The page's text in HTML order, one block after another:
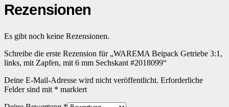
Rezensionen
Es gibt noch keine Rezensionen.
Schreibe die erste Rezension für „WAREMA Beipack Getriebe 3:1,
links, mit Zapfen, mit 6 mm Sechskant #2018099“
Deine E-Mail-Adresse wird nicht veröffentlicht. Erforderliche
Felder sind mit * markiert